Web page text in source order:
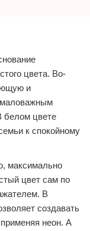
цвета. Во-
и
белом цвете
к спокойному
максимально
цвет сам по
В
создавать
неон. А